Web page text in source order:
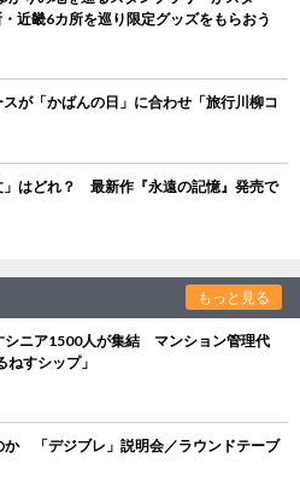
近畿6カ所を巡り限定グッズをもらおう
が「かばんの日」に合わせ「旅行川柳コ
」はどれ？ 最新作『永遠の記憶』発売で
もっと見る
シニア1500人が集結 マンション管理代
すシップ」
か 「デジブレ」説明会／ラウンドテーブ